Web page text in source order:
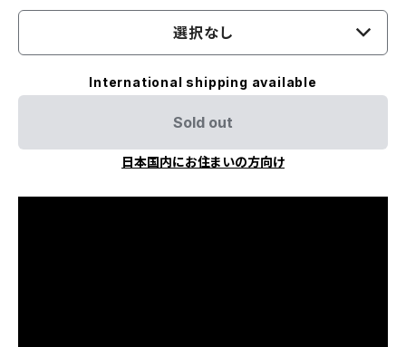
選択なし
International shipping available
Sold out
日本国内にお住まいの方向け